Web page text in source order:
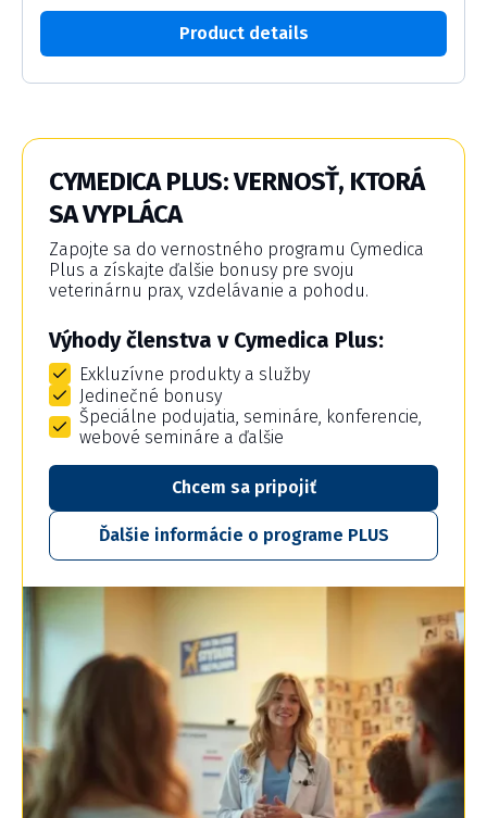
Product details
CYMEDICA PLUS: VERNOSŤ, KTORÁ
SA VYPLÁCA
Zapojte sa do vernostného programu Cymedica
Plus a získajte ďalšie bonusy pre svoju
veterinárnu prax, vzdelávanie a pohodu.
Výhody členstva v Cymedica Plus:
Exkluzívne produkty a služby
Jedinečné bonusy
Špeciálne podujatia, semináre, konferencie,
webové semináre a ďalšie
Chcem sa pripojiť
Ďalšie informácie o programe PLUS